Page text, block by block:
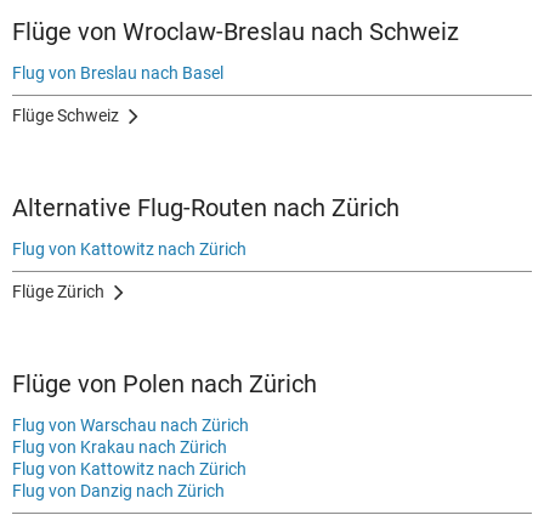
Flüge von Wroclaw-Breslau nach Schweiz
Flug von Breslau nach Basel
Flüge Schweiz
Alternative Flug-Routen nach Zürich
Flug von Kattowitz nach Zürich
Flüge Zürich
Flüge von Polen nach Zürich
Flug von Warschau nach Zürich
Flug von Krakau nach Zürich
Flug von Kattowitz nach Zürich
Flug von Danzig nach Zürich